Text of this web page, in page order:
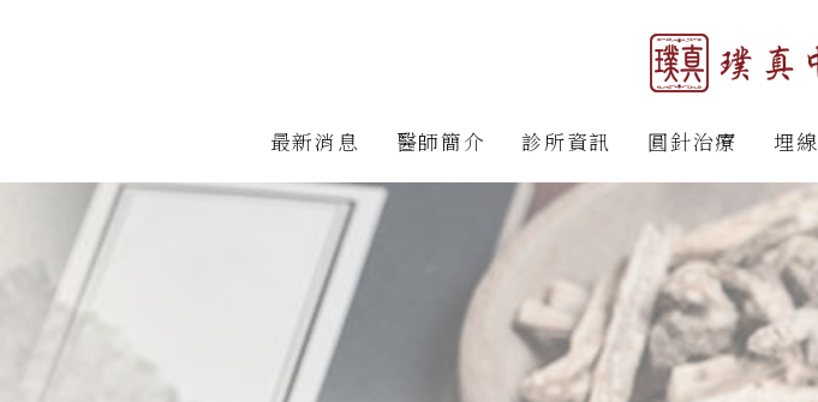
最新消息 醫師簡介
醫師簡介
診所資訊 圓針治療
頭痛
五十肩
肘痛
腰臀痛
埋
埋線
埋線